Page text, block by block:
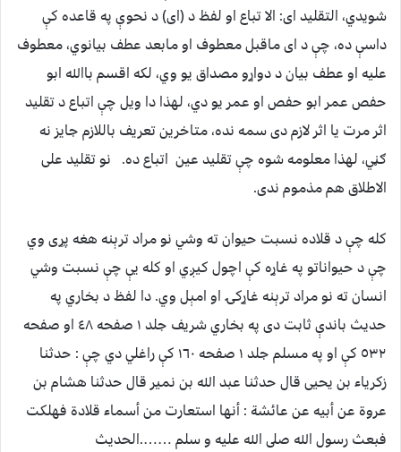
شویدي، التقلید ای: الا تباع او لفظ د (ای) د نحوې په قاعده کې
داسې ده، چې د ای ماقبل معطوف او مابعد عطف بیانوي، معطوف
علیه او عطف بیان د دواړو مصداق یو وي، لکه اقسم باالله ابو
حفص عمر ابو حفص او عمر یو دي، لهذا دا ویل چې اتباع د تقلید
اثر مرت یا اثر لازم دی سمه نده، متاخرین تعریف باللازم جایز نه
ګڼي، لهذا معلومه شوه چې تقلید عین اتباع ده. نو تقلید علی
الاطلاق هم مذموم ندی.
کله چې د قلاده نسبت حيوان ته وشي نو مراد ترېنه هغه پړی وي
چې د حيواناتو په غاړه کې اچول کيږي او کله یې چې نسبت وشي
انسان ته نو مراد ترېنه غاړکۍ او امېل وي. دا لفظ د بخاري په
حديث باندې ثابت دی په بخاري شريف جلد ١ صفحه ٤٨ او صفحه
٥٣٢ کې او په مسلم جلد ١ صفحه ١٦٠ کې راغلي دي چې : حدثنا
زكرياء بن يحيى قال حدثنا عبد الله بن نمير قال حدثنا هشام بن
عروة عن أبيه عن عائشة : أنها استعارت من أسماء قلادة فهلكت
فبعث رسول الله صلى الله عليه و سلم …….الحديث